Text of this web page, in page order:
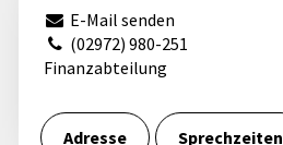
E-Mail senden
(02972) 980-251
Finanzabteilung
Adresse Sprechzeiten